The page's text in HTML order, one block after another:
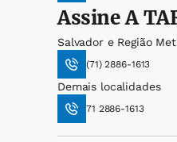
AssineA
Salvador e Região
(71) 2886-1613
Demais localidades
71 2886-1613